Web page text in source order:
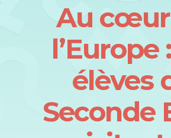
Au
l’Europe
élèves
Seconde